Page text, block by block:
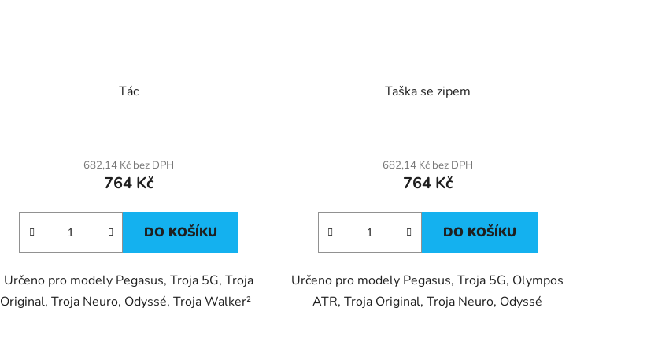
Tác
682,14 Kč bez DPH
764 Kč
DO KOŠÍKU
Určeno pro modely Pegasus, Troja 5G, Troja
Original, Troja Neuro, Odyssé, Troja Walker²
Taška se zipem
682,14 Kč bez DPH
764 Kč
DO KOŠÍKU
Určeno pro modely Pegasus, Troja 5G, Olympos
ATR, Troja Original, Troja Neuro, Odyssé